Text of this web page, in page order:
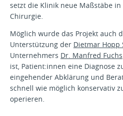
setzt die Klinik neue Maßstäbe
Chirurgie.
Möglich wurde das Projekt auch
Unterstützung der Dietmar Hopp
Unternehmers Dr. Manfred Fuchs
ist, Patient:innen eine Diagnose
eingehender Abklärung und
schnell wie möglich konservativ
operieren.